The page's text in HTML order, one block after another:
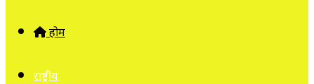
होम
राष्ट्रीय